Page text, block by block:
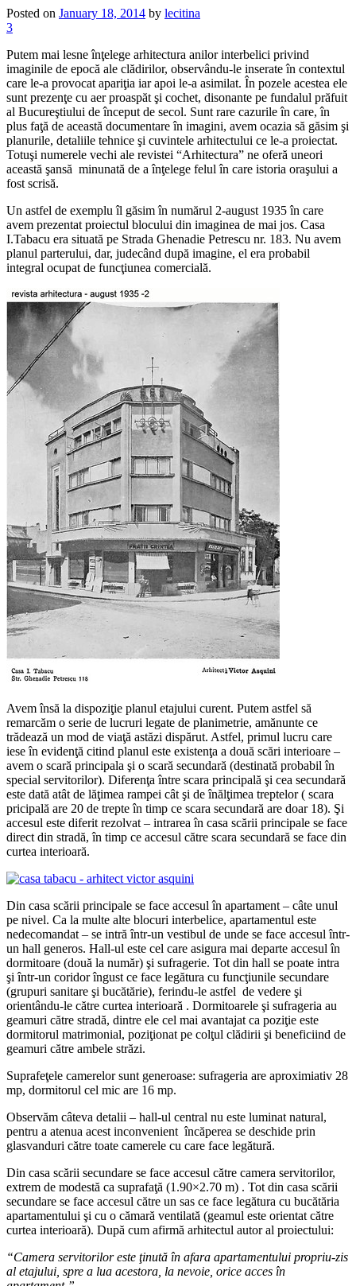
Posted on January 18, 2014 by lecitina
3
Putem mai lesne înţelege arhitectura anilor interbelici privind
imaginile de epocă ale clădirilor, observându-le inserate în contextul
care le-a provocat apariţia iar apoi le-a asimilat. În pozele acestea ele
sunt prezenţe cu aer proaspăt şi cochet, disonante pe fundalul prăfuit
al Bucureştiului de început de secol. Sunt rare cazurile în care, în
plus faţă de această documentare în imagini, avem ocazia să găsim şi
planurile, detaliile tehnice şi cuvintele arhitectului ce le-a proiectat.
Totuşi numerele vechi ale revistei “Arhitectura” ne oferă uneori
această şansă minunată de a înţelege felul în care istoria oraşului a
fost scrisă.
Un astfel de exemplu îl găsim în numărul 2-august 1935 în care
avem prezentat proiectul blocului din imaginea de mai jos. Casa
I.Tabacu era situată pe Strada Ghenadie Petrescu nr. 183. Nu avem
planul parterului, dar, judecând după imagine, el era probabil
integral ocupat de funcţiunea comercială.
Avem însă la dispoziţie planul etajului curent. Putem astfel să
remarcăm o serie de lucruri legate de planimetrie, amănunte ce
trădează un mod de viaţă astăzi dispărut. Astfel, primul lucru care
iese în evidenţă citind planul este existenţa a două scări interioare –
avem o scară principala şi o scară secundară (destinată probabil în
special servitorilor). Diferenţa între scara principală şi cea secundară
este dată atât de lăţimea rampei cât şi de înălţimea treptelor ( scara
pricipală are 20 de trepte în timp ce scara secundară are doar 18). Şi
accesul este diferit rezolvat – intrarea în casa scării principale se face
direct din stradă, în timp ce accesul către scara secundară se face din
curtea interioară.
Din casa scării principale se face accesul în apartament – câte unul
pe nivel. Ca la multe alte blocuri interbelice, apartamentul este
nedecomandat – se intră într-un vestibul de unde se face accesul într-
un hall generos. Hall-ul este cel care asigura mai departe accesul în
dormitoare (două la număr) şi sufragerie. Tot din hall se poate intra
şi într-un coridor îngust ce face legătura cu funcţiunile secundare
(grupuri sanitare şi bucătărie), ferindu-le astfel de vedere şi
orientându-le către curtea interioară . Dormitoarele şi sufrageria au
geamuri către stradă, dintre ele cel mai avantajat ca poziţie este
dormitorul matrimonial, poziţionat pe colţul clădirii şi beneficiind de
geamuri către ambele străzi.
Suprafeţele camerelor sunt generoase: sufrageria are aproximiativ 28
mp, dormitorul cel mic are 16 mp.
Observăm câteva detalii – hall-ul central nu este luminat natural,
pentru a atenua acest inconvenient încăperea se deschide prin
glasvanduri către toate camerele cu care face legătură.
Din casa scării secundare se face accesul către camera servitorilor,
extrem de modestă ca suprafaţă (1.90×2.70 m) . Tot din casa scării
secundare se face accesul către un sas ce face legătura cu bucătăria
apartamentului şi cu o cămară ventilată (geamul este orientat către
curtea interioară). După cum afirmă arhitectul autor al proiectului:
“Camera servitorilor este ţinută în afara apartamentului propriu-zis
al etajului, spre a lua acestora, la nevoie, orice acces în